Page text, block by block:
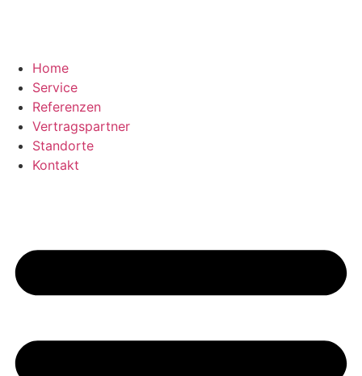
Home
Service
Referenzen
Vertragspartner
Standorte
Kontakt